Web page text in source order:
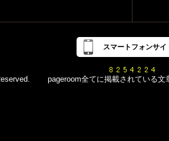
スマートフォンサイ
pageroom全てに掲載されている文